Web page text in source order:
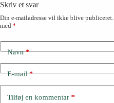
Skriv et svar
Din e-mailadresse vil ikke blive publiceret.
med *
Navn*
E-mail*
Tilføj en kommentar *